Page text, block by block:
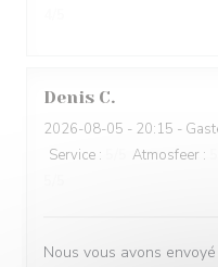
Denis C
2026-08-05 - 20:15 -
Service : Atmosfeer :
Nous vous avons